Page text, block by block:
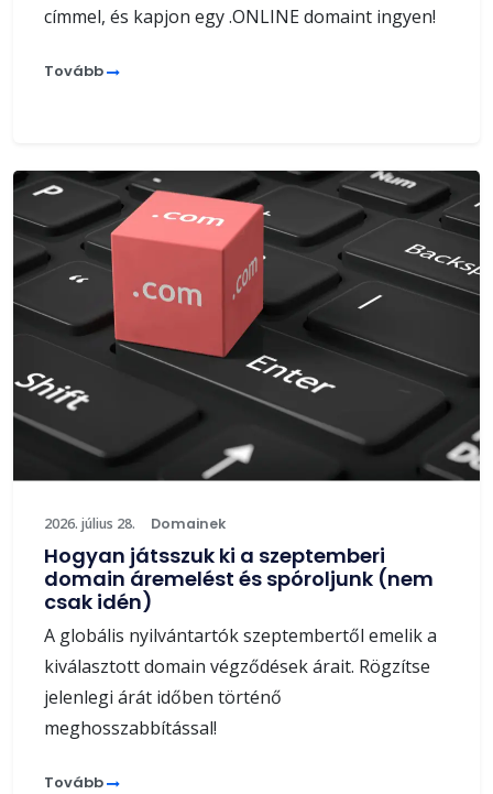
címmel, és kapjon egy .ONLINE domaint ingyen!
Tovább
2026. július 28. Domainek
Hogyan játsszuk ki a szeptemberi
domain áremelést és spóroljunk (nem
csak idén)
A globális nyilvántartók szeptembertől emelik a
kiválasztott domain végződések árait. Rögzítse
jelenlegi árát időben történő
meghosszabbítással!
Tovább